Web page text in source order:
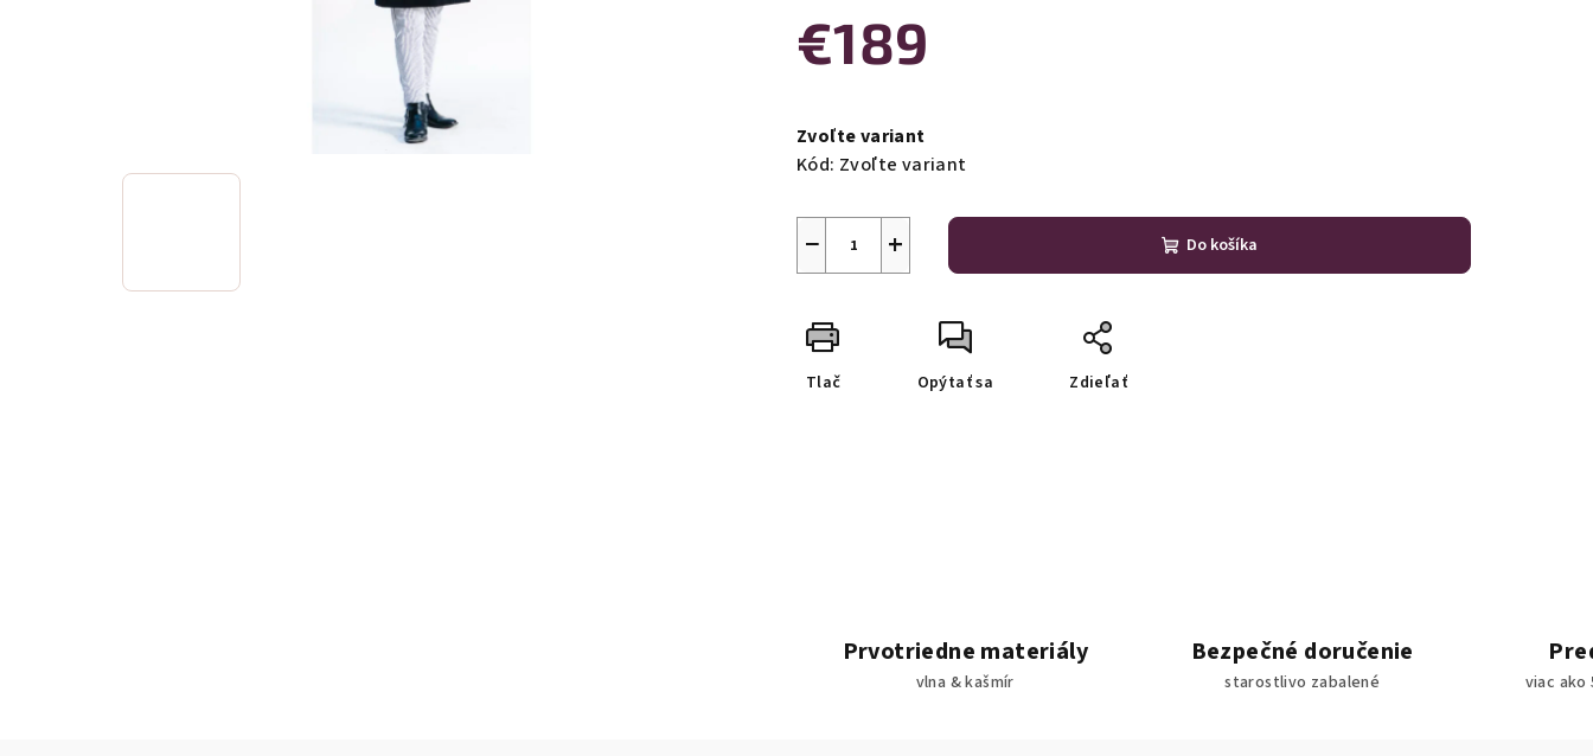
€189
cena:
Zvoľte variant
Kód: Zvoľte variant
+
− Do košíka
Tlač Opýtať sa Zdieľať
Prvotriedne materiály
vlna & kašmír
Bezpečné doručenie
starostlivo zabalené viac ako